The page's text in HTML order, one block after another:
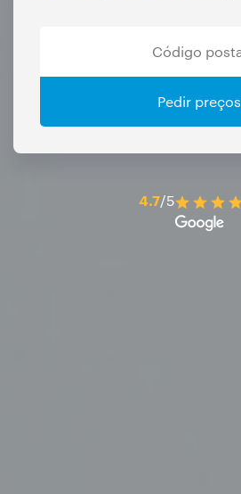
Pedir preços
4.7/5